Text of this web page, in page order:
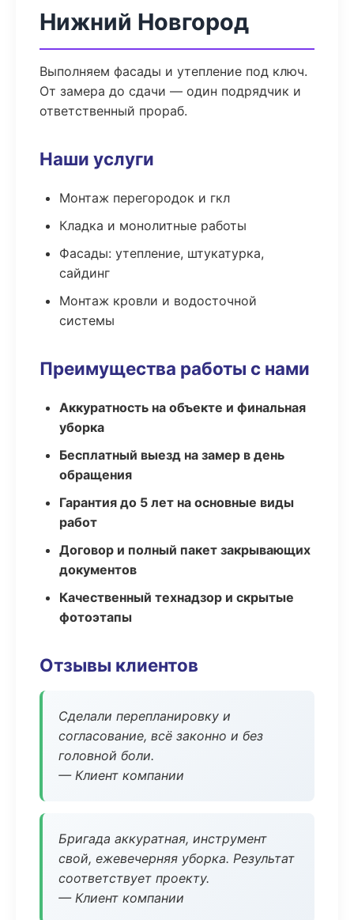
Нижний Новгород
Выполняем фасады и утепление под ключ.
От замера до сдачи — один подрядчик и
ответственный прораб.
Наши услуги
Монтаж перегородок и гкл
Кладка и монолитные работы
Фасады: утепление, штукатурка,
сайдинг
Монтаж кровли и водосточной
системы
Преимущества работы с нами
Аккуратность на объекте и финальная
уборка
Бесплатный выезд на замер в день
обращения
Гарантия до 5 лет на основные виды
работ
Договор и полный пакет закрывающих
документов
Качественный технадзор и скрытые
фотоэтапы
Отзывы клиентов
Сделали перепланировку и
согласование, всё законно и без
головной боли.
— Клиент компании
Бригада аккуратная, инструмент
свой, ежевечерняя уборка. Результат
соответствует проекту.
— Клиент компании